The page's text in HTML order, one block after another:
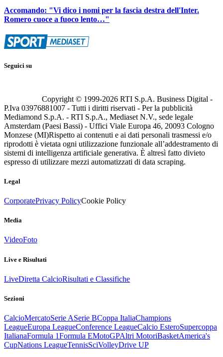
Accomando: "Vi dico i nomi per la fascia destra dell'Inter.
Romero cuoce a fuoco lento…"
Seguici su
Copyright © 1999-2026 RTI S.p.A. Business Digital -
P.Iva 03976881007 - Tutti i diritti riservati - Per la pubblicità
Mediamond S.p.A. - RTI S.p.A., Mediaset N.V., sede legale
Amsterdam (Paesi Bassi) - Uffici Viale Europa 46, 20093 Cologno
Monzese (MI)Rispetto ai contenuti e ai dati personali trasmessi e/o
riprodotti è vietata ogni utilizzazione funzionale all’addestramento di
sistemi di intelligenza artificiale generativa. È altresì fatto divieto
espresso di utilizzare mezzi automatizzati di data scraping.
Legal
CorporatePrivacy PolicyCookie Policy
Media
VideoFoto
Live e Risultati
LiveDiretta CalcioRisultati e Classifiche
Sezioni
CalcioMercatoSerie ASerie BCoppa ItaliaChampions
LeagueEuropa LeagueConference LeagueCalcio EsteroSupercoppa
ItalianaFormula 1Formula EMotoGPAltri MotoriBasketAmerica's
CupNations LeagueTennisSciVolleyDrive UP